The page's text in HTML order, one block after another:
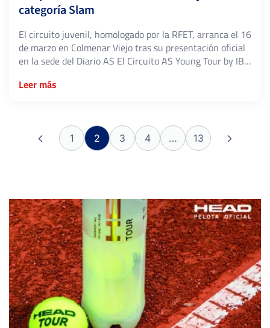
categoría Slam
El circuito juvenil, homologado por la RFET, arranca el 16
de marzo en Colmenar Viejo tras su presentación oficial
en la sede del Diario AS El Circuito AS Young Tour by IBP
consolidado como una de las grandes referencias del
Leer más
1 2 3 4 … 13